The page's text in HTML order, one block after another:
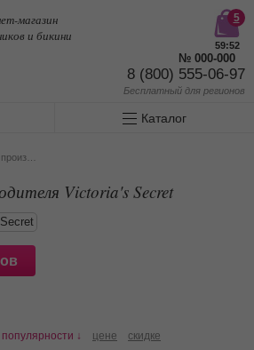
магазин
и бикини
8 (800) 555-06-97
Бесплатный для регионов
5
59:50
№ 000-000
Каталог
Victoria's Secret
популярности ↓ цене скидке